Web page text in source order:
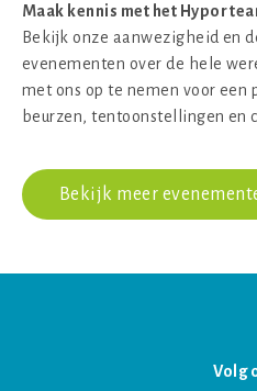
Maak kennis met het Hypor
Bekijk onze aanwezigheid en
evenementen over de hele
met ons op te nemen voor
beurzen, tentoonstellingen en
Bekijk meer
Volg